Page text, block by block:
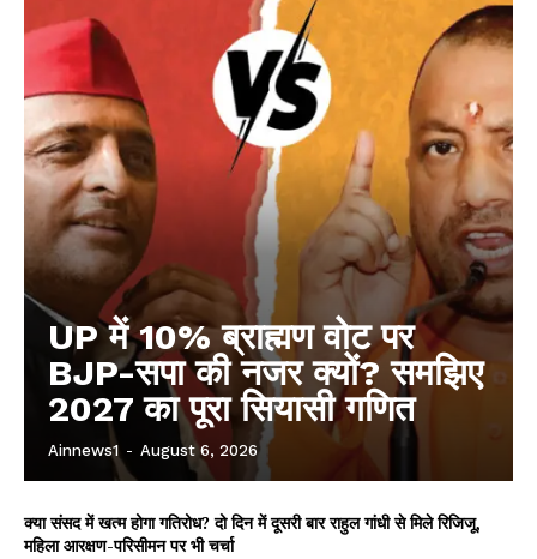
UP में 10% ब्राह्मण वोट पर
BJP-सपा की नजर क्यों? समझिए
2027 का पूरा सियासी गणित
Ainnews1 - August 6, 2026
क्या संसद में खत्म होगा गतिरोध? दो दिन में दूसरी बार राहुल गांधी से मिले रिजिजू,
महिला आरक्षण-परिसीमन पर भी चर्चा